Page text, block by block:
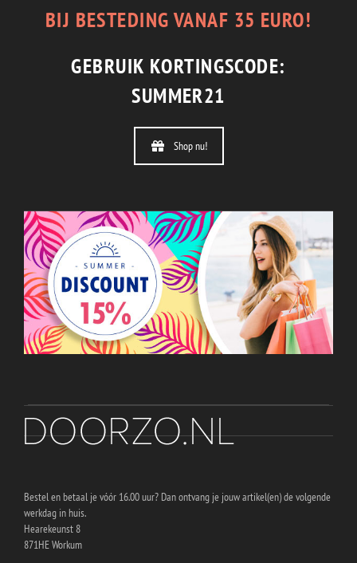
BIJ BESTEDING VANAF 35 EURO!
GEBRUIK KORTINGSCODE:
SUMMER21
Shop nu!
Bestel en betaal je vóór 16.00 uur? Dan ontvang je jouw artikel(en) de volgende
werkdag in huis.
Hearekeunst 8
871HE Workum